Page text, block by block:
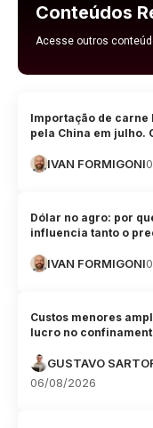
Conteúdos
Acesse outros
Importação de carne
pela China em julho.
IVAN FORMIGONI
Dólar no agro: por
influencia tanto o
IVAN FORMIGONI
Custos menores
lucro no
GUSTAVO
06/08/2026